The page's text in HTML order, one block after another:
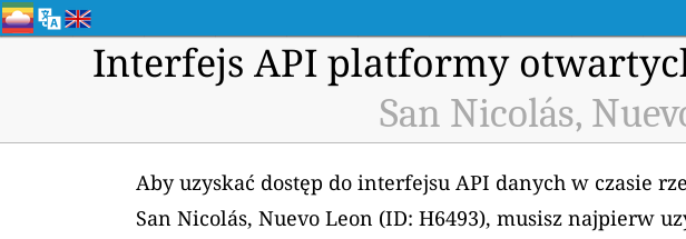
Interfejs API platformy
San Nicolás,
Aby uzyskać dostęp do interfejsu API danych w czasie
San Nicolás, Nuevo Leon (ID: H6493), musisz najpierw